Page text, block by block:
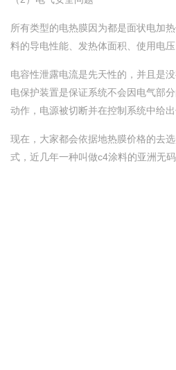
所有类型的电热膜因为都是面状电加热
料的导电性能、发热体面积、使用电
电容性泄露电流是先天性的，并且是
电保护装置是保证系统不会因电气部分
动作，电源被切断并在控制系统中给出
现在，大家都会依据地热膜价格的
式，近几年一种叫做c4涂料的亚洲无